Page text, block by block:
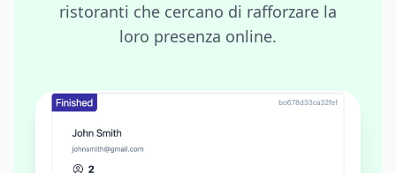
ristoranti che cercano di rafforzare la
loro presenza online.